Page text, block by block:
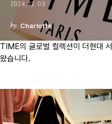
2024. 12. 03
Charlotte
TIME의 글로벌 컬렉션이 더현대
왔습니다.